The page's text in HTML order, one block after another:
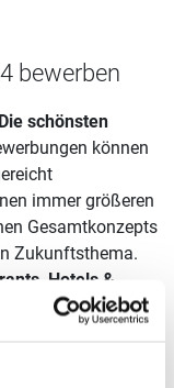
bewerben
Die schönsten
können
immer größeren
Gesamtkonzepts
Zukunftsthema.
Hotels &
Betriebe als
finden